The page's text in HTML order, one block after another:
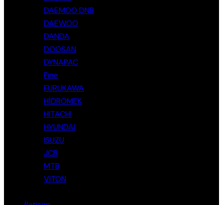
DAEMOO DNB
DAEWOO
DANDA
DOOSAN
DYNAPAC
Fine
FURUKAWA
HİDROMEK
HITACHI
HYUNDAI
ISUZU
JCB
MTB
VITON